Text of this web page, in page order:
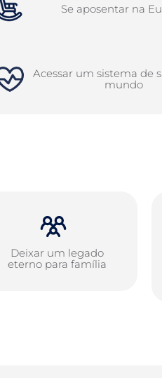
Se aposentar na
Acessar um sistema de
mundo
Deixar um legado
eterno para família